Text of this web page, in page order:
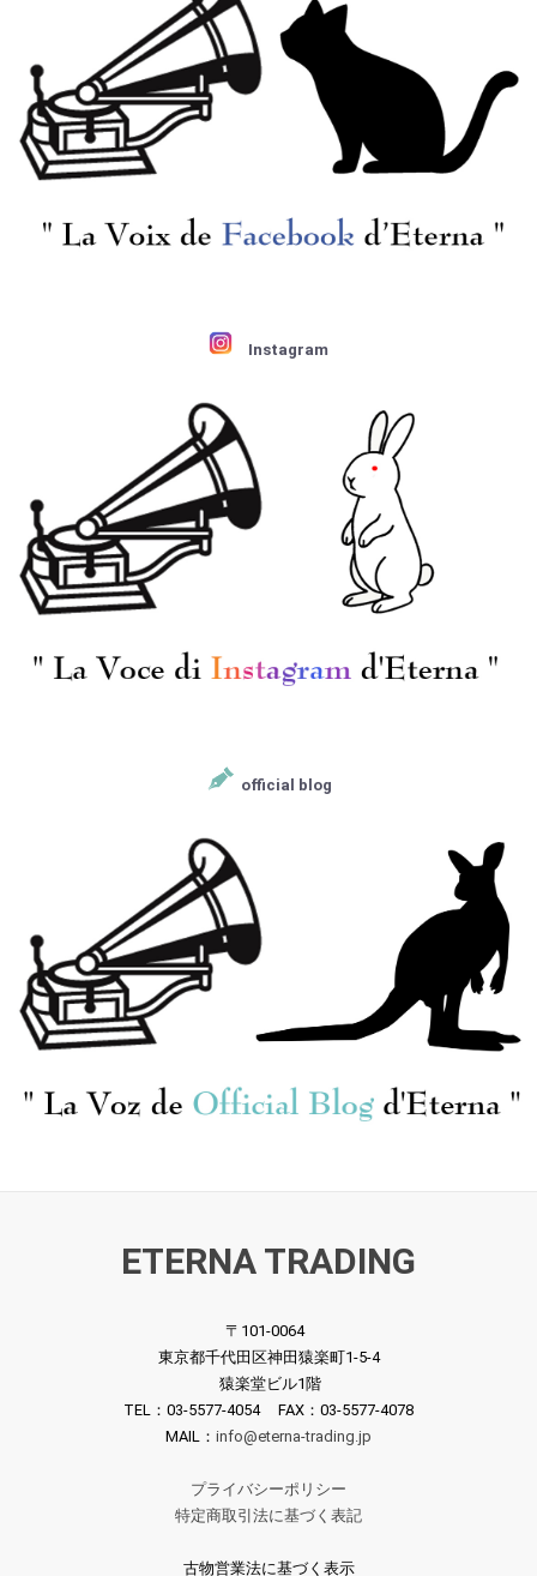
Instagram
official blog
ETERNA TRADING
〒101-0064
東京都千代田区神田猿楽町1-5-4
猿楽堂ビル1階
TEL：03-5577-4054 FAX：03-5577-4078
MAIL： info@eterna-trading.jp
プライバシーポリシー
特定商取引法に基づく表記
古物営業法に基づく表示